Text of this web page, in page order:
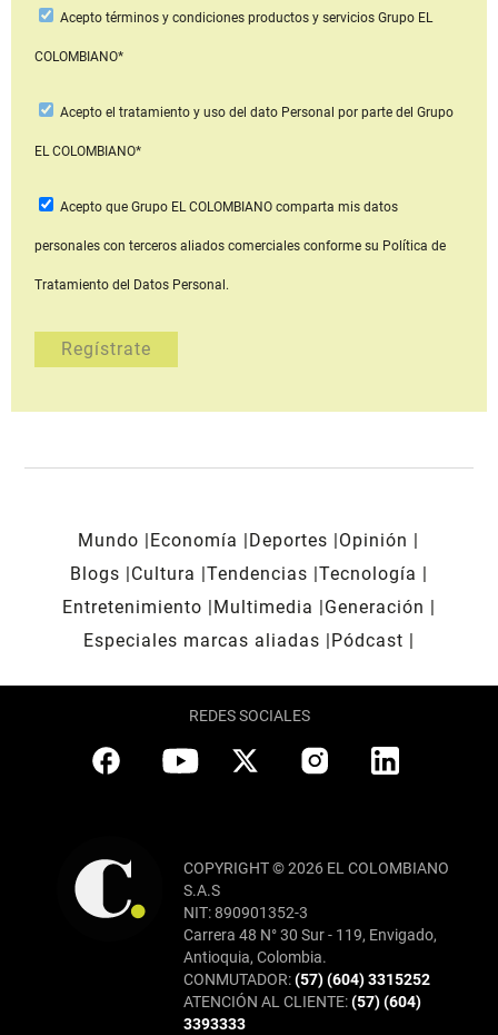
Aceptotérminos y condiciones productos y serviciosGrupo EL
COLOMBIANO*
Acepto el tratamiento y uso del dato Personal por parte del Grupo
EL COLOMBIANO*
Acepto que Grupo EL COLOMBIANOcomparta mis datos
personales con terceros aliados comerciales conforme su Política de
Tratamiento del Datos Personal.
Mundo Economía Deportes
Opinión
Blogs
Cultura Tendencias Tecnología
Entretenimiento
Multimedia
Generación
Especiales marcas aliadas
Pódcast
REDES SOCIALES
COPYRIGHT © 2026 EL COLOMBIANO
S.A.S
NIT: 890901352-3
Carrera 48 N° 30 Sur - 119, Envigado,
Antioquia, Colombia.
CONMUTADOR:(57) (604) 3315252
ATENCIÓN AL CLIENTE:(57) (604)
3393333